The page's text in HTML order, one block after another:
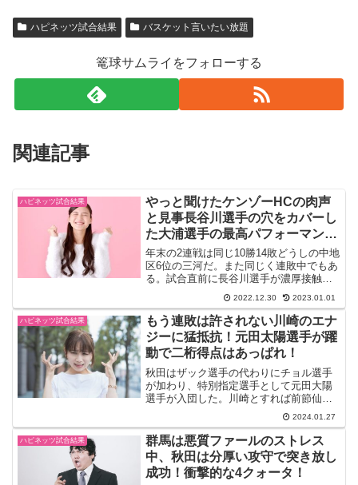
ハピネッツ試合結果 バスケット言いたい放題
篭球サムライをフォローする
関連記事
ハピネッツ試合結果
やっと聞けたケンゾーHCの肉声
と見事長谷川選手の穴をカバーし
た大浦選手の最高パフォーマン
ス！
年末の2連戦は同じ10勝14敗どうしの中地
区6位の三河だ。また同じく連敗中でもあ
る。試合直前に長谷川選手が濃厚接触者
により、欠場が決まった。田口選手がい
ない中、長谷川選手まで不在となる厳し
い状況に追い込まれた秋田は、満身創痍
ではあるが、どん...
2022.12.30 2023.01.01
ハピネッツ試合結果
もう連敗は許されない川崎のエナ
ジーに猛抵抗！元田太陽選手が躍
動で二桁得点はあっぱれ！
秋田はザック選手の代わりにチョル選手
が加わり、特別指定選手として元田大陽
選手が入団した。川崎とすれば前節仙台
に連敗し秋田は長崎に連勝した。チーム
の勢いに差があるが、試合巧者の川崎の
ゲームプランに注目だ。秋田はセンター
不在をどうオフェンスやリ...
2024.01.27
ハピネッツ試合結果
群馬は悪質ファールのストレス
中、秋田は分厚い攻守で突き放し
成功！衝撃的な4クォータ！